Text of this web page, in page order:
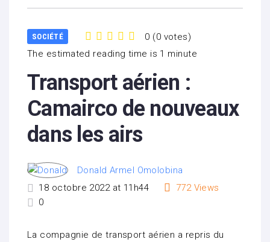
SOCIÉTÉ 0 (0 votes)
The estimated reading time is 1 minute
Transport aérien :
Camairco de nouveaux
dans les airs
Donald Armel Omolobina
18 octobre 2022 at 11h44
772 Views
0
La compagnie de transport aérien a repris du